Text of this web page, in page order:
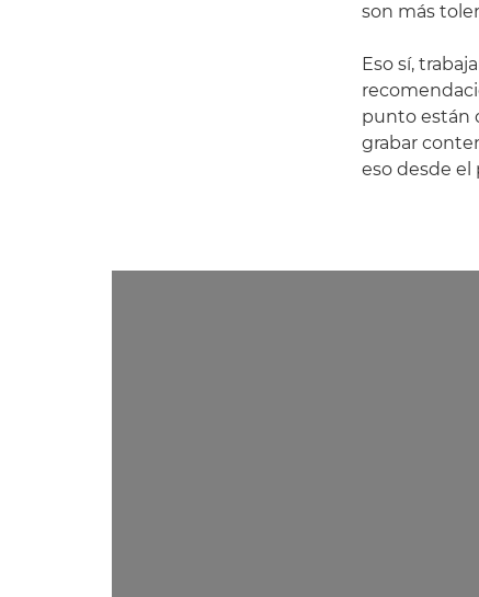
son más
Eso sí,
punto están
grabar
eso desde